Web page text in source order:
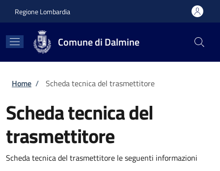
Regione Lombardia
Comune di Dalmine
Briciole di pane
Home / Scheda tecnica del trasmettitore
Scheda tecnica del
trasmettitore
Scheda tecnica del trasmettitore le seguenti informazioni